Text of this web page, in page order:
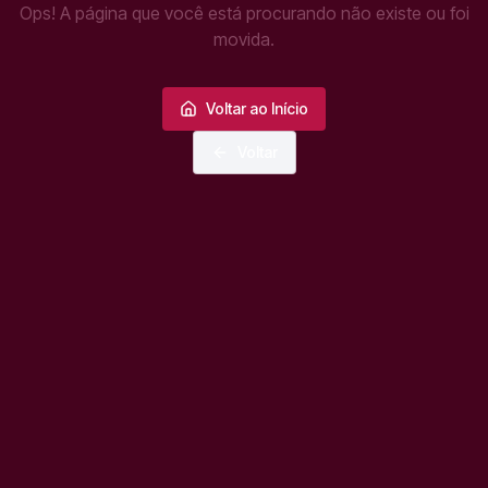
Ops! A página que você está procurando não existe ou foi
movida.
Voltar ao Início